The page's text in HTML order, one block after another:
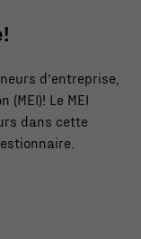
d’entreprise,
Le MEI
dans cette